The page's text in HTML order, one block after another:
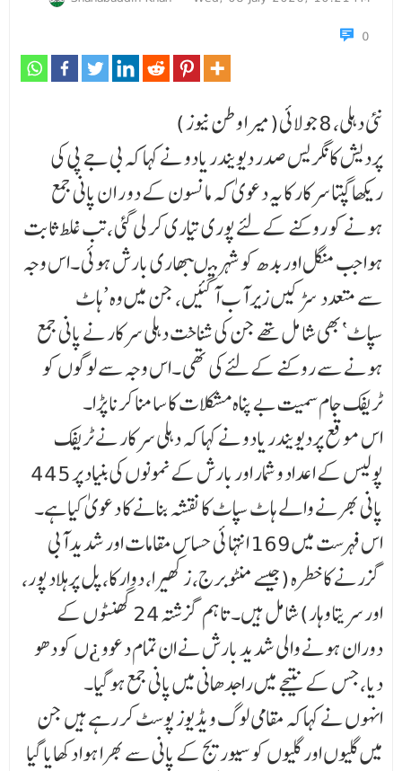
0
نئی دہلی، 8 جولائی(میرا وطن نیوز )
پردیش کانگریس صدر دیویندر یادو نے کہا کہ بی جے پی کی
ریکھا گپتا سرکار کا یہ دعویٰ کہ مانسون کے دو ر ا ن پانی جمع
ہونے کو روکنے کے لئے پوری تیاری کر لی گئی ،تب غلط ثابت
ہوا جب منگل اور بدھ کو شہر میںبھاری بارش ہوئی ۔اس وجہ
سے متعدد سڑکیں زیر آب آگئیں، جن میں وہ ’ہاٹ
سپاٹ‘بھی شا مل تھے جن کی شناخت دہلی سرکار نے پانی جمع
ہونے سے روکنے کے لئے کی تھی ۔اس وجہ سے لوگوں کو
ٹریفک جام سمیت بے پناہ مشکلات کا سامنا کرنا پڑا۔
اس موقع پردیویندر یادو نے کہا کہ دہلی سرکار نے ٹریفک
پولیس کے اعداد و شمار اور بارش کے نمونوں کی بنیاد پر 445
پانی بھرنے والے ہاٹ سپاٹ کا نقشہ بنانے کا دعویٰ کیا ہے۔
اس فہرست میں 169 انتہا ئی حساس مقامات اور شدید آبی
گزرنے کا خطرہ (جیسے منٹو برج، زکھیرا، دوارکا، پل پرہلاد پور،
اور سریتا وہار) شامل ہیں۔ تاہم گزشتہ 24 گھنٹوں کے
دوران ہونے والی شدید بارش نے ان تمام دعوو ¿ں کو دھو
دیا، جس کے نتیجے میں راجدھانی میں پانی جمع ہوگیا۔
انہوں نے کہاکہ مقامی لوگ ویڈیوز پوسٹ کر رہے ہیں جن
میں گلیوں اور گلیوں کو سیوریج کے پانی سے بھرا ہوا دکھایا گیا